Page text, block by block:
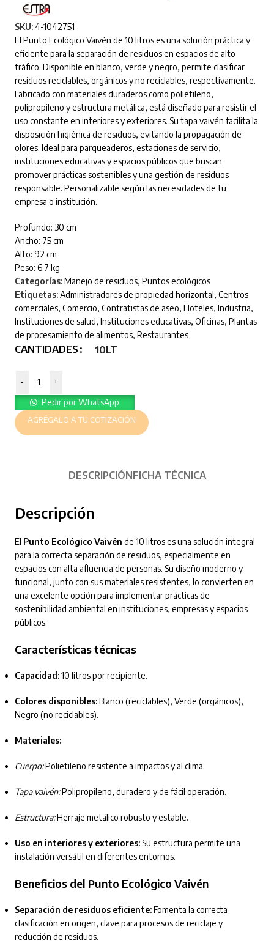
SKU:4-1042751
El Punto Ecológico Vaivén de 10 litros es una solución práctica y
eficiente para la separación de residuos en espacios de alto
tráfico. Disponible en blanco, verde y negro, permite clasificar
residuos reciclables, orgánicos y no reciclables, respectivamente.
Fabricado con materiales duraderos como polietileno,
polipropileno y estructura metálica, está diseñado para resistir el
uso constante en interiores y exteriores. Su tapa vaivén facilita la
disposición higiénica de residuos, evitando la propagación de
olores. Ideal para parqueaderos, estaciones de servicio,
instituciones educativas y espacios públicos que buscan
promover prácticas sostenibles y una gestión de residuos
responsable. Personalizable según las necesidades de tu
empresa o institución.
Profundo: 30 cm
Ancho: 75 cm
Alto: 92 cm
Peso: 6.7 kg
Categorías:Manejo de residuos, Puntos ecológicos
Etiquetas:Administradores de propiedad horizontal, Centros
comerciales, Comercio, Contratistas de aseo, Hoteles, Industria,
Instituciones de salud, Instituciones educativas, Oficinas, Plantas
de procesamiento de alimentos, Restaurantes
CANTIDADES 10LT
-
+
Pedir por WhatsApp
AGRÉGALO A TU COTIZACIÓN
DESCRIPCIÓNFICHA TÉCNICA
Descripción
El Punto Ecológico Vaivén de 10 litros es una solución integral
para la correcta separación de residuos, especialmente en
espacios con alta afluencia de personas. Su diseño moderno y
funcional, junto con sus materiales resistentes, lo convierten en
una excelente opción para implementar prácticas de
sostenibilidad ambiental en instituciones, empresas y espacios
públicos.
Características técnicas
Capacidad:10 litros por recipiente.
Colores disponibles:Blanco (reciclables), Verde (orgánicos),
Negro (no reciclables).
Materiales:
Cuerpo:Polietileno resistente a impactos y al clima.
Tapa vaivén:Polipropileno, duradero y de fácil operación.
Estructura:Herraje metálico robusto y estable.
Uso en interiores y exteriores:Su estructura permite una
instalación versátil en diferentes entornos.
Beneficios del Punto Ecológico Vaivén
Separación de residuos eficiente:Fomenta la correcta
clasificación en origen, clave para procesos de reciclaje y
reducción de residuos.